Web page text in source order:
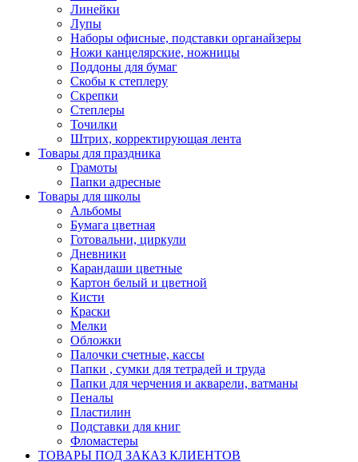
Линейки
Лупы
Наборы офисные, подставки органайзеры
Ножи канцелярские, ножницы
Поддоны для бумаг
Скобы к степлеру
Скрепки
Степлеры
Точилки
Штрих, корректирующая лента
Товары для праздника
Грамоты
Папки адресные
Товары для школы
Альбомы
Бумага цветная
Готовальни, циркули
Дневники
Карандаши цветные
Картон белый и цветной
Кисти
Краски
Мелки
Обложки
Палочки счетные, кассы
Папки , сумки для тетрадей и труда
Папки для черчения и акварели, ватманы
Пеналы
Пластилин
Подставки для книг
Фломастеры
ТОВАРЫ ПОД ЗАКАЗ КЛИЕНТОВ